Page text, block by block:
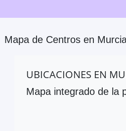
Mapa de Centros en
UBICACIONES EN
Mapa integrado de la